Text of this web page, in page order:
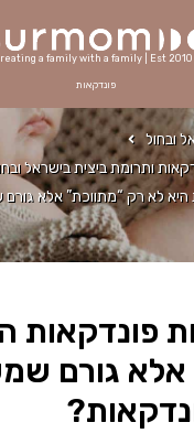
a family with a family | Est 2010 |
פונדקאות
ובחול
ותרומת ביצית בישראל
לא רק “מתווכת” אלא גורם
פונדקאות
אלא גורם